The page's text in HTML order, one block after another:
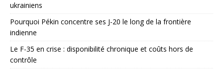
ukrainiens
Pourquoi Pékin concentre ses J-20 le long de la frontière
indienne
Le F-35 en crise : disponibilité chronique et coûts hors de
contrôle